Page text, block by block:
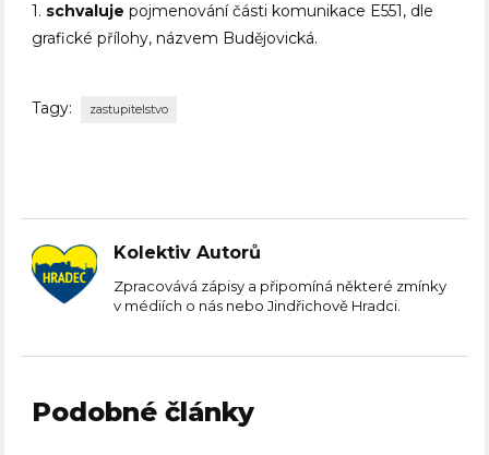
1. schvalujepojmenování části komunikace E551, dle
grafické přílohy, názvem Budějovická.
Tagy: zastupitelstvo
Kolektiv Autorů
Zpracovává zápisy a připomíná některé zmínky
v médiích o nás nebo Jindřichově Hradci.
Podobné články